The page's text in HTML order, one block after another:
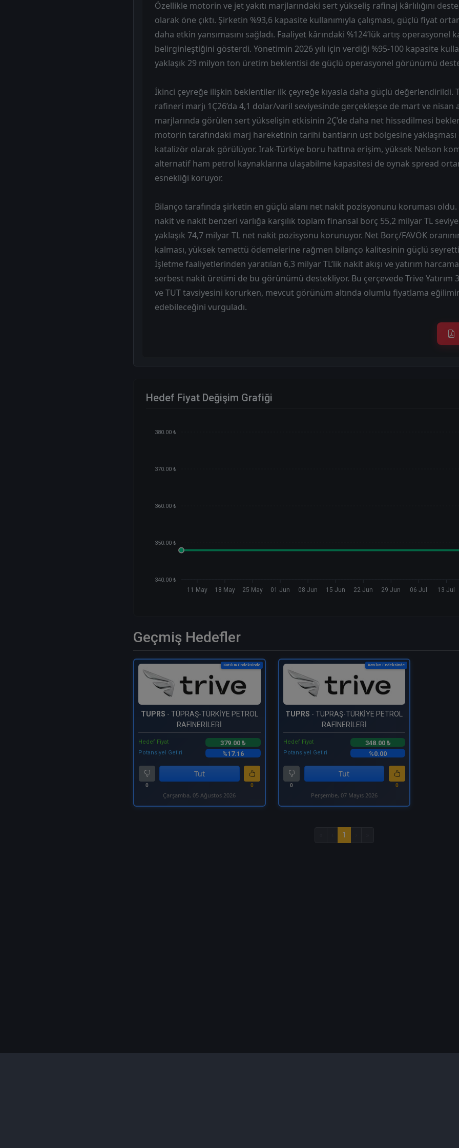
Özellikle motorin ve jet yakıtı marjlarındaki sert yükseliş rafinaj kârlılığını
olarak öne çıktı. Şirketin %93,6 kapasite kullanımıyla çalışması, güçlü fiyat
daha etkin yansımasını sağladı. Faaliyet kârındaki %124’lük artış operasyonel
belirginleştiğini gösterdi. Yönetimin 2026 yılı için verdiği %95-100 kapasite
yaklaşık 29 milyon ton üretim beklentisi de güçlü operasyonel görünümü
İkinci çeyreğe ilişkin beklentiler ilk çeyreğe kıyasla daha güçlü değerlendirildi.
rafineri marjı 1Ç26’da 4,1 dolar/varil seviyesinde gerçekleşse de mart ve nisan
marjlarında görülen sert yükselişin etkisinin 2Ç’de daha net hissedilmesi
motorin tarafındaki marj hareketinin tarihi bantların üst bölgesine
katalizör olarak görülüyor. Irak-Türkiye boru hattına erişim, yüksek Nelson
alternatif ham petrol kaynaklarına ulaşabilme kapasitesi de oynak spread
esnekliği koruyor.
Bilanço tarafında şirketin en güçlü alanı net nakit pozisyonunu koruması oldu.
nakit ve nakit benzeri varlığa karşılık toplam finansal borç 55,2 milyar TL
yaklaşık 74,7 milyar TL net nakit pozisyonu korunuyor. Net Borç/FAVÖK
kalması, yüksek temettü ödemelerine rağmen bilanço kalitesinin güçlü
İşletme faaliyetlerinden yaratılan 6,3 milyar TL’lik nakit akışı ve yatırım
serbest nakit üretimi de bu görünümü destekliyor. Bu çerçevede Trive Yatırım
ve TUT tavsiyesini korurken, mevcut görünüm altında olumlu fiyatlama
edebileceğini vurguladı.
Hedef Fiyat Değişim Grafiği
380.00 ₺
370.00 ₺
360.00 ₺
350.00 ₺
340.00 ₺
11 May 18 May 25 May 01 Jun 08 Jun 15 Jun 22 Jun 29 Jun 06 Jul 13 Jul
Geçmiş Hedefler
Katılım Endeksinde
TUPRS - TÜPRAŞ-TÜRKİYE PETROL
RAFİNERİLERİ
Hedef Fiyat 379.00 ₺
Potansiyel Getiri %17.16
0
Tut
0
Çarşamba, 05 Ağustos 2026
Katılım Endeksinde
TUPRS - TÜPRAŞ-TÜRKİYE PETROL
RAFİNERİLERİ
Hedef Fiyat 348.00 ₺
Potansiyel Getiri %0.00
0
Tut
0
Perşembe, 07 Mayıs 2026
1